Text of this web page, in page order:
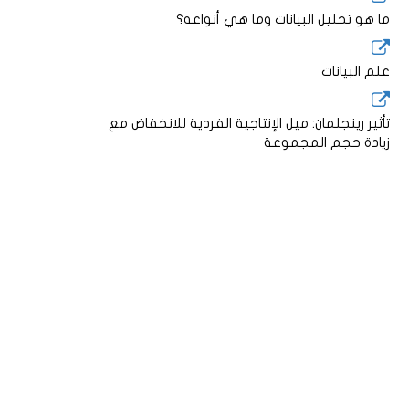
ما هو تحليل البيانات وما هي أنواعه؟
علم البيانات
تأثير رينجلمان: ميل الإنتاجية الفردية للانخفاض مع
زيادة حجم المجموعة